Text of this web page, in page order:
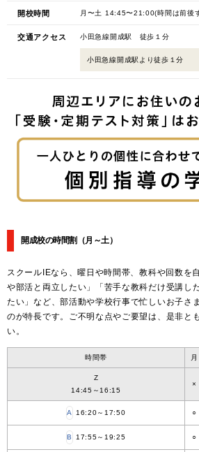
開校時間 月〜土 14:45〜21:00(時間は前後
交通アクセス 小田急線開成駅 徒歩１分
小田急線開成駅より徒歩１分
開成校の時間割 （月～土）
スクールIEなら、曜日や時間帯、教科や回数を
や部活と両立したい」「苦手な教科だけ受講し
たい」など、部活動や学校行事で忙しいお子さ
のが特長です。ご不明な点やご要望は、是非と
い。
時間帯 月
Z
14:45～16:15
×
A 16:20～17:50 ○
B 17:55～19:25 ○